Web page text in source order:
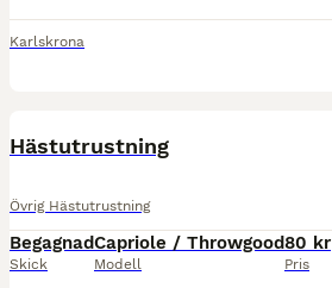
Karlskrona
Hästutrustning
Övrig Hästutrustning
Begagnad
Skick
Capriole / Throwgood
Modell
80 kr
Pris